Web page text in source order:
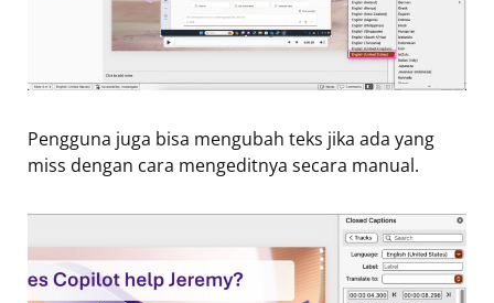
Pengguna juga bisa mengubah teks jika ada yang
miss dengan cara mengeditnya secara manual.